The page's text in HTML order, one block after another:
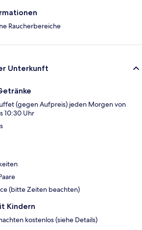
Raucherbereiche
Unterkunft
(gegen Aufpreis) jeden Morgen von
10:30 Uhr
(bitte Zeiten beachten)
Kindern
kostenlos (siehe Details)